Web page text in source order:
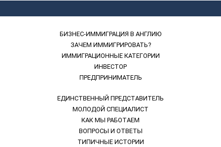
БИЗНЕС-ИММИГРАЦИЯ В АНГЛИЮ
ЗАЧЕМ ИММИГРИРОВАТЬ?
ИММИГРАЦИОННЫЕ КАТЕГОРИИ
ИНВЕСТОР
ПРЕДПРИНИМАТЕЛЬ
ЕДИНСТВЕННЫЙ ПРЕДСТАВИТЕЛЬ
МОЛОДОЙ СПЕЦИАЛИСТ
КАК МЫ РАБОТАЕМ
ВОПРОСЫ И ОТВЕТЫ
ТИПИЧНЫЕ ИСТОРИИ